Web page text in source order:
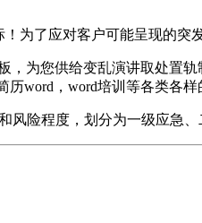
了应对客户可能呈现的突
为您供给变乱演讲取处置轨
历word，word培训等各类各
险程度，划分为一级应急、